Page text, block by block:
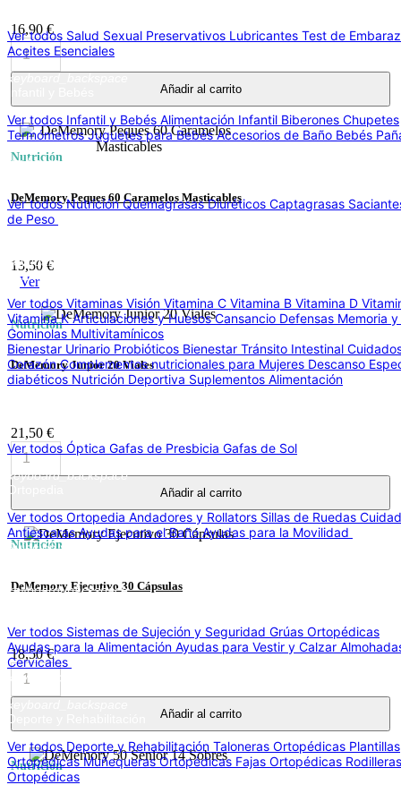
Ver todos Salud Sexual Preservativos Lubricantes Test de
Aceites Esenciales
keyboard_backspace
Ver todos Infantil y Bebés Alimentación Infantil Biberones Chupetes
TermómetrosJuguetes para BebésAccesorios de Baño Bebés
keyboard_backspace
Ver todos NutriciónQuemagrasasDiuréticos Captagrasas
de Peso
keyboard_backspace
Vitaminas
Ver todos Vitaminas Visión Vitamina C Vitamina B Vitamina D
Vitamina KArticulaciones y HuesosCansancio Defensas Memoria
Gominolas Multivitamínicos
Bienestar Urinario Probióticos Bienestar Tránsito Intestinal
CorazónComplementos nutricionales para Mujeres Descanso
diabéticos Nutrición Deportiva Suplementos Alimentación
Ver todos Óptica Gafas de Presbicia Gafas de Sol
keyboard_backspace
Ortopedia
Ver todos Ortopedia Andadores y Rollators Sillas de Ruedas
AntiescarasAyudas para el BañoAyudas para la Movilidad
Sujeción y Seguridad
keyboard_backspace
Ver todos Sistemas de Sujeción y Seguridad Grúas Ortopédicas
Ayudas para la Alimentación Ayudas para Vestir y Calzar
Cervicales
keyboard_arrow_right
keyboard_backspace
Deporte y Rehabilitación
Ver todos Deporte y Rehabilitación Taloneras Ortopédicas Plantillas
OrtopédicasMuñequeras Ortopédicas Fajas Ortopédicas Rodilleras
Ortopédicas
16,90 €
Añadir al carrito
Nutrición
DeMemory Peques 60 Caramelos Masticables
13,50 €
Ver
Nutrición
DeMemory Junior 20 Viales
21,50 €
Añadir al carrito
Nutrición
DeMemory Ejecutivo 30 Cápsulas
18,50 €
Añadir al carrito
Nutrición